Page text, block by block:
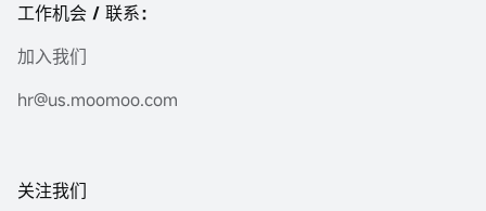
工作机会 / 联系：
加入我们
hr@us.moomoo.com
关注我们